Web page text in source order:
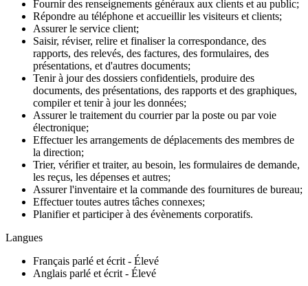
Fournir des renseignements généraux aux clients et au public;
Répondre au téléphone et accueillir les visiteurs et clients;
Assurer le service client;
Saisir, réviser, relire et finaliser la correspondance, des
rapports, des relevés, des factures, des formulaires, des
présentations, et d'autres documents;
Tenir à jour des dossiers confidentiels, produire des
documents, des présentations, des rapports et des graphiques,
compiler et tenir à jour les données;
Assurer le traitement du courrier par la poste ou par voie
électronique;
Effectuer les arrangements de déplacements des membres de
la direction;
Trier, vérifier et traiter, au besoin, les formulaires de demande,
les reçus, les dépenses et autres;
Assurer l'inventaire et la commande des fournitures de bureau;
Effectuer toutes autres tâches connexes;
Planifier et participer à des évènements corporatifs.
Langues
Français parlé et écrit - Élevé
Anglais parlé et écrit - Élevé